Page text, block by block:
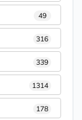
49
316
339
1314
178